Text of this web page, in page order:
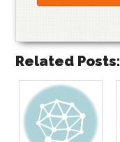
Related Posts: